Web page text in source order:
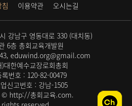
이용약관 오시는길
강남구 영동대로 330 (대치동)
6층 총회교육개발원
eduwind.org@gmail.com
대한예수교장로회총회
번호 : 120-82-00479
신고번호 : 강남-1505
http://총회교육.com.